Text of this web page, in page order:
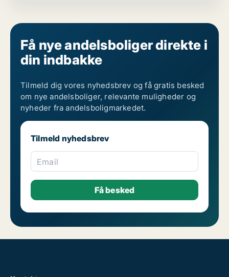
Få nye andelsboliger direkte i
din indbakke
Tilmeld dig vores nyhedsbrev og få gratis besked
om nye andelsboliger, relevante muligheder og
nyheder fra andelsboligmarkedet.
Tilmeld nyhedsbrev
Email